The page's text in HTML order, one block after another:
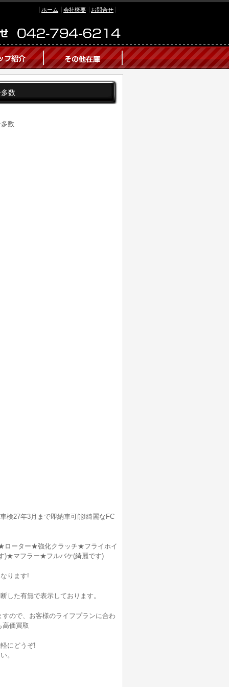
ホーム 会社概要 お問合せ
数
数
検27年3月まで即納車可能!綺麗なFC
ローター★強化クラッチ★フライホイ
)★マフラー★フルバケ(綺麗です)
ります!
した有無で表示しております。
ので、お客様のライフプランに合わ
価買取
にどうぞ!
。